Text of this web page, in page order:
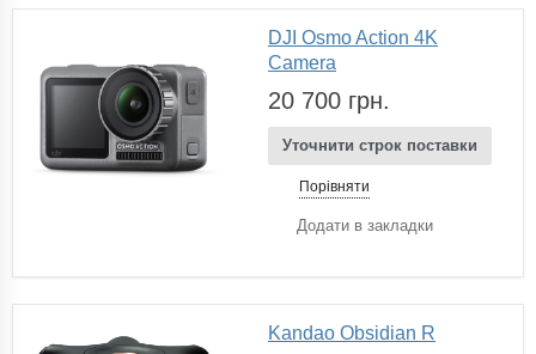
DJI Osmo Action 4K
Camera
20 700 грн.
Уточнити строк поставки
Порівняти
Додати в закладки
Kandao Obsidian R